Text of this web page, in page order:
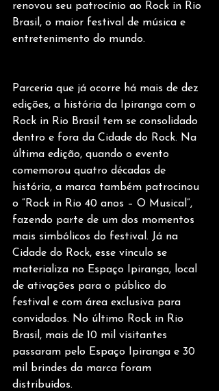
renovou seu patrocínio ao Rock in Rio
Brasil, o maior festival de música e
entretenimento do mundo.
Parceria que já ocorre há mais de dez
edições, a história da Ipiranga com o
Rock in Rio Brasil tem se consolidado
dentro e fora da Cidade do Rock. Na
última edição, quando o evento
comemorou quatro décadas de
história, a marca também patrocinou
o “Rock in Rio 40 anos – O Musical”,
fazendo parte de um dos momentos
mais simbólicos do festival. Já na
Cidade do Rock, esse vínculo se
materializa no Espaço Ipiranga, local
de ativações para o público do
festival e com área exclusiva para
convidados. No último Rock in Rio
Brasil, mais de 10 mil visitantes
passaram pelo Espaço Ipiranga e 30
mil brindes da marca foram
distribuídos.